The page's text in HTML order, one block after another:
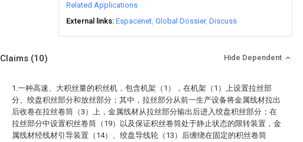
Related Applications
External links Espacenet Global Dossier Discuss
Claims (10) Hide Dependent
1.一种高速、大积丝量的积丝机，包含机架（1），在机架（1）上设置拉丝部
分、绞盘积丝部分和放丝部分；其中，拉丝部分从前一生产设备将金属线材拉出
后收卷在拉丝卷筒（3）上，金属线材从拉丝部分输出后进入绞盘积丝部分；在
拉丝部分中设置积丝卷筒（19）以及保证积丝卷筒处于静止状态的限转装置，金
属线材经线材引导装置（14）、绞盘导线轮（13）后缠绕在固定的积丝卷筒